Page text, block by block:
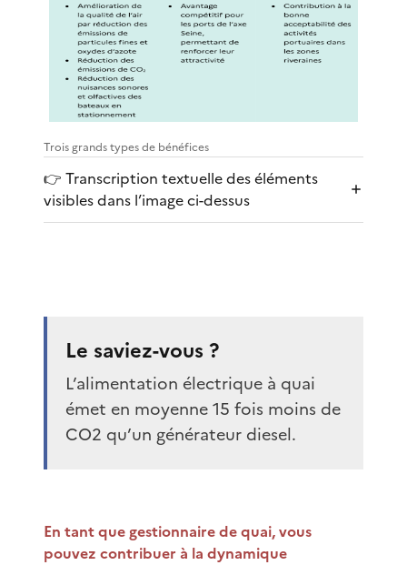
Trois grands types de bénéfices
👉 Transcription textuelle des éléments
visibles dans l’image ci-dessus
Le saviez-vous ?
L’alimentation électrique à quai
émet en moyenne 15 fois moins de
CO2 qu’un générateur diesel.
En tant que gestionnaire de quai, vous
pouvez contribuer à la dynamique